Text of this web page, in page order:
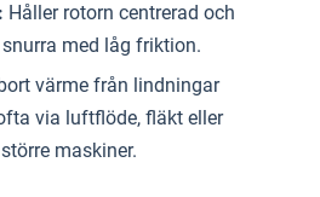
Håller rotorn centrerad och
med låg friktion.
värme från lindningar
via luftflöde, fläkt eller
maskiner.